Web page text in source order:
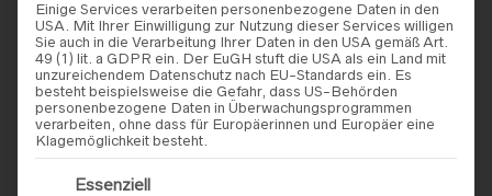
Einige Services verarbeiten personenbezogene Daten in den
USA. Mit Ihrer Einwilligung zur Nutzung dieser Services willigen
Sie auch in die Verarbeitung Ihrer Daten in den USA gemäß Art.
49 (1) lit. a GDPR ein. Der EuGH stuft die USA als ein Land mit
unzureichendem Datenschutz nach EU-Standards ein. Es
besteht beispielsweise die Gefahr, dass US-Behörden
personenbezogene Daten in Überwachungsprogrammen
verarbeiten, ohne dass für Europäerinnen und Europäer eine
Klagemöglichkeit besteht.
Es folgt eine Liste der Service-Gruppen, für die eine
Essenziell